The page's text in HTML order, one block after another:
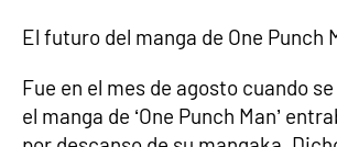
El futuro del manga de One Punch
Fue en el mes de agosto cuando
el manga de ‘One Punch Man’